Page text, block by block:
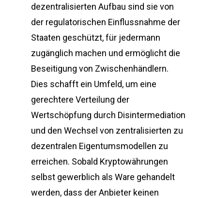
dezentralisierten Aufbau sind sie von
der regulatorischen Einflussnahme der
Staaten geschützt, für jedermann
zugänglich machen und ermöglicht die
Beseitigung von Zwischenhändlern.
Dies schafft ein Umfeld, um eine
gerechtere Verteilung der
Wertschöpfung durch Disintermediation
und den Wechsel von zentralisierten zu
dezentralen Eigentumsmodellen zu
erreichen. Sobald Kryptowährungen
selbst gewerblich als Ware gehandelt
werden, dass der Anbieter keinen